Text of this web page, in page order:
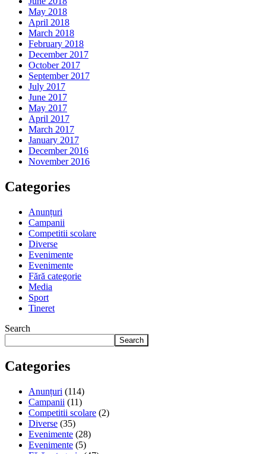
May 2018
April 2018
March 2018
February 2018
December 2017
October 2017
September 2017
July 2017
June 2017
May 2017
April 2017
March 2017
January 2017
December 2016
November 2016
Categories
Anunțuri
Campanii
Competitii scolare
Diverse
Evenimente
Evenimente
Fără categorie
Media
Sport
Tineret
Search
Search
Categories
Anunțuri (114)
Campanii (11)
Competitii scolare (2)
Diverse (35)
Evenimente (28)
Evenimente (5)